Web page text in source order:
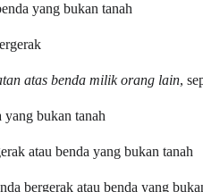
yang bukan tanah
atas benda milik orang lain,
yang bukan tanah
atau benda yang bukan tanah
bergerak atau benda yang